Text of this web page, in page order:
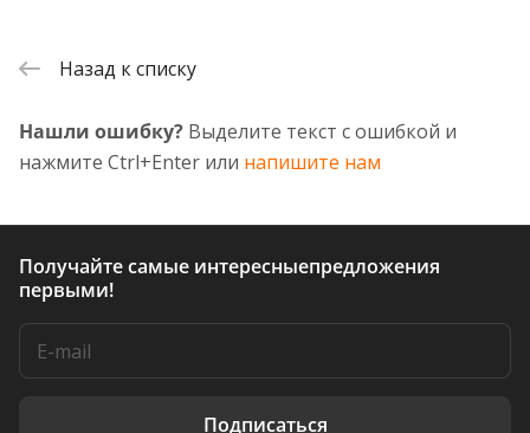
Назад к списку
Нашли ошибку? Выделите текст с ошибкой и
нажмите Ctrl+Enter или напишите нам
Получайте самые интересныепредложения
первыми!
Подписаться